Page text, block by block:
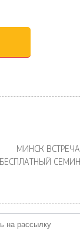
МИНСК
БЕСПЛАТНЫЙ